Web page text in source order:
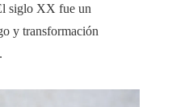
siglo XX fue un
y transformación